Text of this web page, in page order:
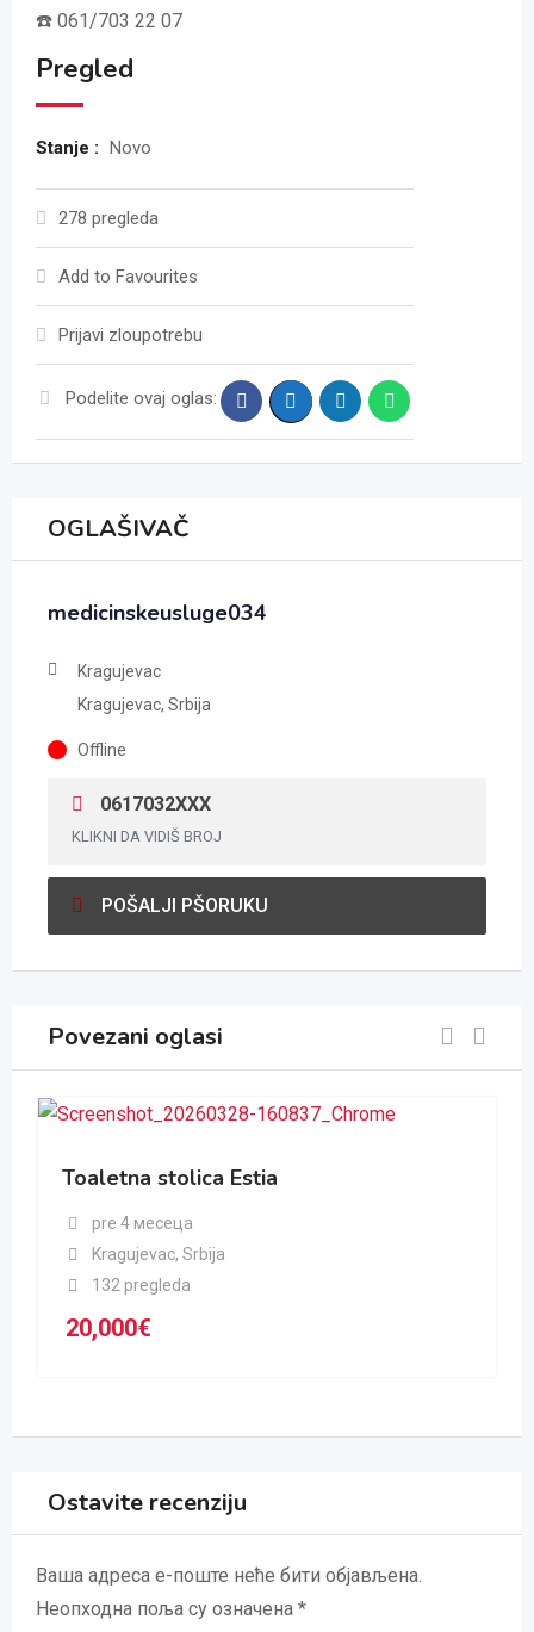
☎️ 061/703 22 07
Pregled
Stanje : Novo
278 pregleda
Add to Favourites
Prijavi zloupotrebu
Podelite ovaj oglas:
OGLAŠIVAČ
medicinskeusluge034
Kragujevac
Kragujevac, Srbija
Offline
0617032XXX
KLIKNI DA VIDIŠ BROJ
POŠALJI PŠORUKU
Povezani oglasi
Toaletna stolica Estia
pre 4 месеца
Kragujevac, Srbija
132 pregleda
20,000€
Ostavite recenziju
Ваша адреса е-поште неће бити објављена.
Неопходна поља су означена *